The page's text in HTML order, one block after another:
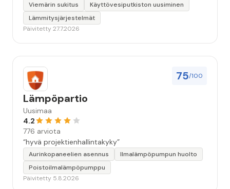
Viemärin sukitus
Käyttövesiputkiston uusiminen
Lämmitysjärjestelmät
Päivitetty 27.7.2026
75/100
Lämpöpartio
Uusimaa
4.2
776 arviota
“hyvä projektienhallintakyky”
Aurinkopaneelien asennus
Ilmalämpöpumpun huolto
Poistoilmalämpöpumppu
Päivitetty 5.8.2026